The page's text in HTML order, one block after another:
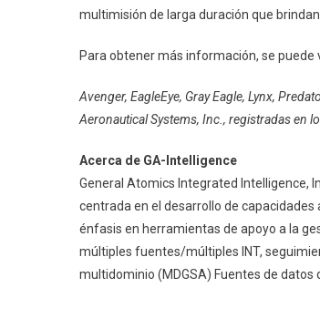
multimisión de larga duración que
Para obtener más información, se puede
Avenger, EagleEye, Gray Eagle, Lynx,
Aeronautical Systems, Inc., registradas en
Acerca de GA-Intelligence
General Atomics Integrated Intelligence,
centrada en el desarrollo de
énfasis en herramientas de apoyo a la
múltiples fuentes/múltiples INT,
multidominio (MDGSA) Fuentes de